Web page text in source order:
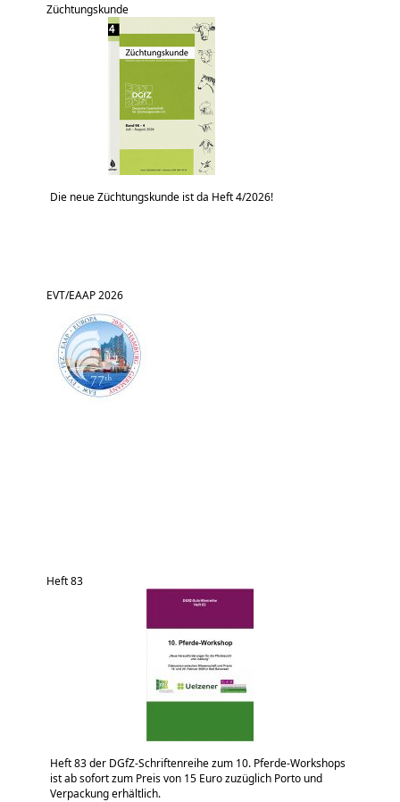
Züchtungskunde
Die neue Züchtungskunde ist da Heft 4/2026!
EVT/EAAP 2026
Heft 83
Heft 83 der DGfZ-Schriftenreihe zum 10. Pferde-Workshops
ist ab sofort zum Preis von 15 Euro zuzüglich Porto und
Verpackung erhältlich.